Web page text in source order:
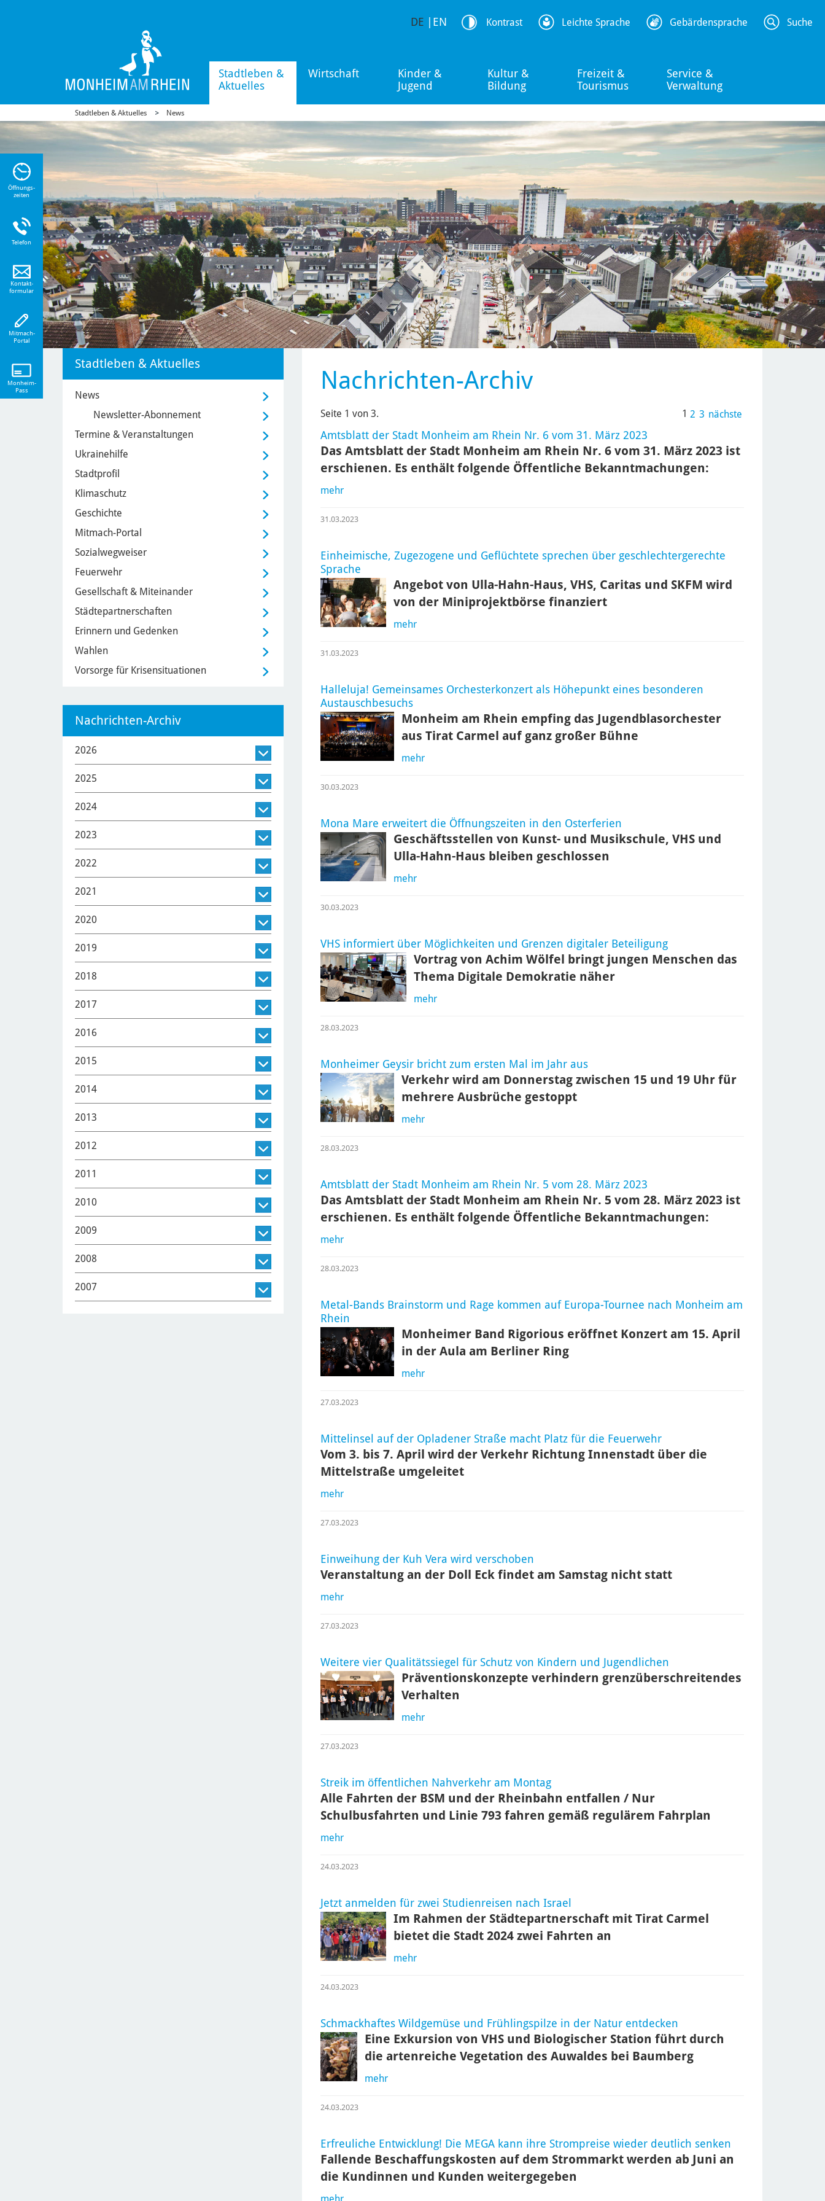
Stadtleben &
Aktuelles
Wirtschaft
Kinder &
Jugend
Kultur &
Bildung
Freizeit &
Tourismus
Service &
Verwaltung
DE EN Kontrast Leichte Sprache Gebärdensprache Suche
Stadtleben & Aktuelles News
Nachrichten-Archiv
Seite 1 von 3. 1 2 3 nächste
Amtsblatt der Stadt Monheim am Rhein Nr. 6 vom 31. März 2023
Das Amtsblatt der Stadt Monheim am Rhein Nr. 6 vom 31. März 2023 ist
erschienen. Es enthält folgende Öffentliche Bekanntmachungen:
mehr
31.03.2023
Einheimische, Zugezogene und Geflüchtete sprechen über geschlechtergerechte
Sprache
Angebot von Ulla-Hahn-Haus, VHS, Caritas und SKFM wird
von der Miniprojektbörse finanziert
mehr
31.03.2023
Halleluja! Gemeinsames Orchesterkonzert als Höhepunkt eines besonderen
Austauschbesuchs
Monheim am Rhein empfing das Jugendblasorchester
aus Tirat Carmel auf ganz großer Bühne
mehr
30.03.2023
Mona Mare erweitert die Öffnungszeiten in den Osterferien
Geschäftsstellen von Kunst- und Musikschule, VHS und
Ulla-Hahn-Haus bleiben geschlossen
mehr
30.03.2023
VHS informiert über Möglichkeiten und Grenzen digitaler Beteiligung
Vortrag von Achim Wölfel bringt jungen Menschen das
Thema Digitale Demokratie näher
mehr
28.03.2023
Monheimer Geysir bricht zum ersten Mal im Jahr aus
Verkehr wird am Donnerstag zwischen 15 und 19 Uhr für
mehrere Ausbrüche gestoppt
mehr
28.03.2023
Amtsblatt der Stadt Monheim am Rhein Nr. 5 vom 28. März 2023
Das Amtsblatt der Stadt Monheim am Rhein Nr. 5 vom 28. März 2023 ist
erschienen. Es enthält folgende Öffentliche Bekanntmachungen:
mehr
28.03.2023
Metal-Bands Brainstorm und Rage kommen auf Europa-Tournee nach Monheim am
Rhein
Monheimer Band Rigorious eröffnet Konzert am 15. April
in der Aula am Berliner Ring
mehr
27.03.2023
Mittelinsel auf der Opladener Straße macht Platz für die Feuerwehr
Vom 3. bis 7. April wird der Verkehr Richtung Innenstadt über die
Mittelstraße umgeleitet
mehr
27.03.2023
Einweihung der Kuh Vera wird verschoben
Veranstaltung an der Doll Eck findet am Samstag nicht statt
mehr
27.03.2023
Weitere vier Qualitätssiegel für Schutz von Kindern und Jugendlichen
Präventionskonzepte verhindern grenzüberschreitendes
Verhalten
mehr
27.03.2023
Streik im öffentlichen Nahverkehr am Montag
Alle Fahrten der BSM und der Rheinbahn entfallen / Nur
Schulbusfahrten und Linie 793 fahren gemäß regulärem Fahrplan
mehr
24.03.2023
Jetzt anmelden für zwei Studienreisen nach Israel
Im Rahmen der Städtepartnerschaft mit Tirat Carmel
bietet die Stadt 2024 zwei Fahrten an
mehr
24.03.2023
Schmackhaftes Wildgemüse und Frühlingspilze in der Natur entdecken
Eine Exkursion von VHS und Biologischer Station führt durch
die artenreiche Vegetation des Auwaldes bei Baumberg
mehr
24.03.2023
Erfreuliche Entwicklung! Die MEGA kann ihre Strompreise wieder deutlich senken
Fallende Beschaffungskosten auf dem Strommarkt werden ab Juni an
die Kundinnen und Kunden weitergegeben
mehr
Stadtleben & Aktuelles
News
Newsletter-Abonnement
Termine & Veranstaltungen
Ukrainehilfe
Stadtprofil
Klimaschutz
Geschichte
Mitmach-Portal
Sozialwegweiser
Feuerwehr
Gesellschaft & Miteinander
Städtepartnerschaften
Erinnern und Gedenken
Wahlen
Vorsorge für Krisensituationen
Nachrichten-Archiv
2026
2025
2024
2023
2022
2021
2020
2019
2018
2017
2016
2015
2014
2013
2012
2011
2010
2009
2008
2007
Öffnungs-
zeiten
Telefon
Kontakt-
formular
Mitmach-
Portal
Monheim-
Pass
Sie
zu